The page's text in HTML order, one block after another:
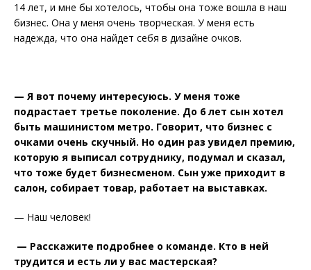
14 лет, и мне бы хотелось, чтобы она тоже вошла в наш
бизнес. Она у меня очень творческая. У меня есть
надежда, что она найдет себя в дизайне очков.
— Я вот почему интересуюсь. У меня тоже
подрастает третье поколение. До 6 лет сын хотел
быть машинистом метро. Говорит, что бизнес с
очками очень скучный. Но один раз увидел премию,
которую я выписал сотруднику, подумал и сказал,
что тоже будет бизнесменом. Сын уже приходит в
салон, собирает товар, работает на выставках.
— Наш человек!
— Расскажите подробнее о команде. Кто в ней
трудится и есть ли у вас мастерская?